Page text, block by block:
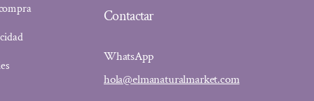
Contactar
WhatsApp
hola@elmanaturalmarket.com